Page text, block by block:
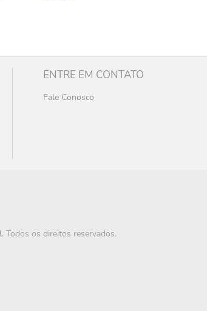
ENTRE EM CONTATO
Fale Conosco
Todos os direitos reservados.